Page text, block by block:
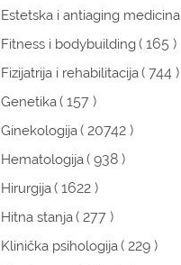
Estetska i antiaging medicina
Fitness i bodybuilding( 165 )
Fizijatrija i rehabilitacija( 744 )
Genetika( 157 )
Ginekologija( 20742 )
Hematologija( 938 )
Hirurgija( 1622 )
Hitna stanja( 277 )
Klinička psihologija( 229 )